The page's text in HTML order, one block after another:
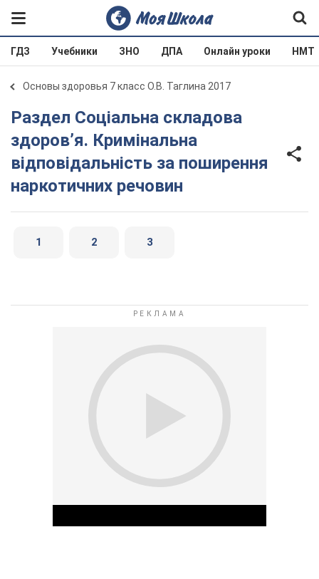
ГДЗ Учебники ЗНО ДПА Онлайн уроки НМТ
Основы здоровья 7 класс О.В. Таглина 2017
Раздел Соціальна складова
здоров’я. Кримінальна
відповідальність за поширення
наркотичних речовин
1 2 3